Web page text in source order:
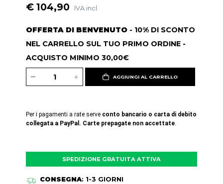
€ 104,90 IVA incl.
OFFERTA DI BENVENUTO - 10% DI SCONTO
NEL CARRELLO SUL TUO PRIMO ORDINE -
ACQUISTO MINIMO 30,00€
AGGIUNGI AL CARRELLO
Per i pagamenti a rate serve conto bancario o carta di debito
collegata a PayPal. Carte prepagate non accettate.
SPEDIZIONE GRATUITA ATTIVA
CONSEGNA: 1-3 GIORNI